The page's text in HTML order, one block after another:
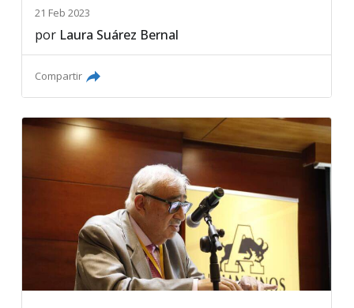
21 Feb 2023
por Laura Suárez Bernal
Compartir